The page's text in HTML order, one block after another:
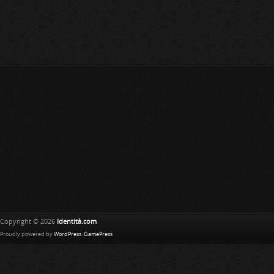
Copyright © 2026 Identità.com
Proudly powered by WordPress. GamePress